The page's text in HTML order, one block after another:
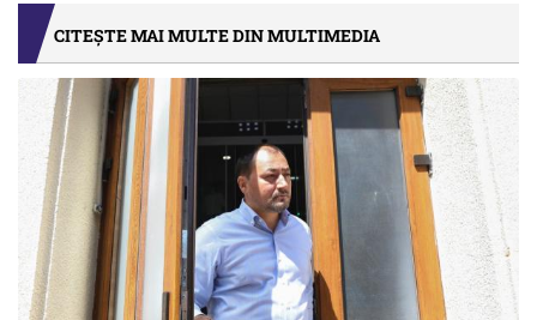
CITEȘTE MAI MULTE DIN MULTIMEDIA